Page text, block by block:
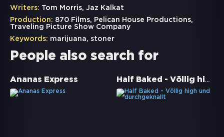
Writers: Tom Morris, Jaz Kalkat
Production: 870 Films, Pelican House Productions,
Traveling Picture Show Company
Keywords: marijuana, stoner
People also search for
Ananas Express Half Baked - Völlig high und durchgeknallt